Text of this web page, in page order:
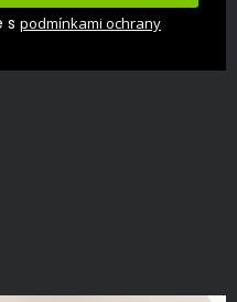
s podmínkami ochrany